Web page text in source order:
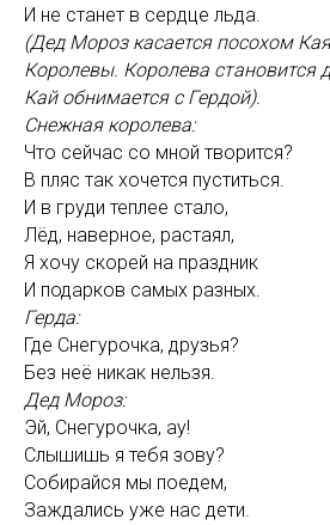
И не станет в сердце льда.
(Дед Мороз касается посохом
Королевы. Королева становится
Кай обнимается с Гердой).
Снежная королева:
Что сейчас со мной творится?
В пляс так хочется пуститься.
И в груди теплее стало,
Лёд, наверное, растаял,
Я хочу скорей на праздник
И подарков самых разных.
Герда:
Где Снегурочка, друзья?
Без неё никак нельзя.
Дед Мороз:
Эй, Снегурочка, ау!
Слышишь я тебя зову?
Собирайся мы поедем,
Заждались уже нас дети.